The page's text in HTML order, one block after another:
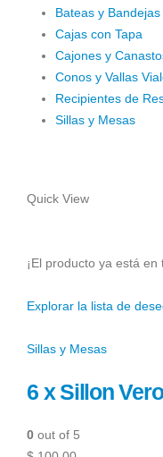
Bateas y Bandejas
Cajas con Tapa
Cajones y
Conos y Vallas
Recipientes de
Sillas y Mesas
Quick View
¡El producto ya está
Explorar la lista de
Sillas y Mesas
6 x Sillon
0 out of 5